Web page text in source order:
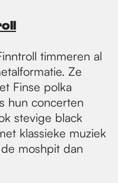
timmeren al
Ze
Finse polka
hun concerten
stevige black
klassieke muziek
moshpit dan